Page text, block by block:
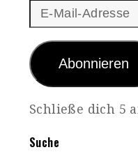
E-
Mail-
Adresse
Abonnieren
Schließe dich 5
Suche